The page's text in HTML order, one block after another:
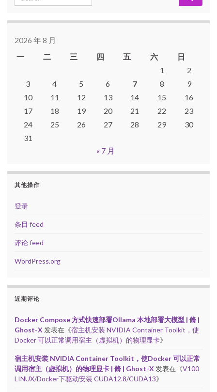
2026 年 8 月
一
二 三 四 五 六
日
1
2
3
4 5 6 7 8
9
10
11 12 13 14 15
16
17
18 19 20 21 22
23
24
25 26 27 28 29
30
31
« 7 月
其他操作
登录
条目 feed
评论 feed
WordPress.org
近期评论
Docker Compose 方式快速部署Ollama 本地部署大模型 | 脩 |
Ghost-X 发表在《宿主机安装 NVIDIA Container Toolkit，使
Docker 可以正常调用宿主（虚拟机）的物理显卡》
宿主机安装 NVIDIA Container Toolkit，使Docker 可以正常
调用宿主（虚拟机）的物理显卡 | 脩 | Ghost-X 发表在《V100
LINUX/Docker下驱动安装 CUDA12.8/CUDA13》